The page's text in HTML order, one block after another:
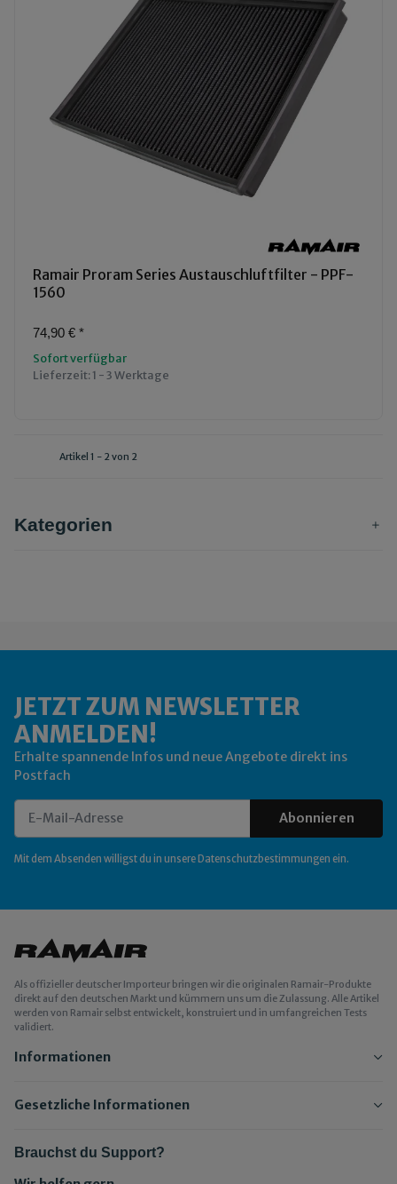
Ramair Proram Series Austauschluftfilter - PPF-
1560
74,90 € *
Sofort verfügbar
Lieferzeit:1 - 3 Werktage
Artikel 1 - 2 von 2
Kategorien
JETZT ZUM NEWSLETTER
ANMELDEN!
Erhalte spannende Infos und neue Angebote direkt ins
Postfach
Abonnieren
Mit dem Absenden willigst du in unsere Datenschutzbestimmungen ein.
Als offizieller deutscher Importeur bringen wir die originalen Ramair-Produkte
direkt auf den deutschen Markt und kümmern uns um die Zulassung. Alle Artikel
werden von Ramair selbst entwickelt, konstruiert und in umfangreichen Tests
validiert.
Informationen
Gesetzliche Informationen
Brauchst du Support?